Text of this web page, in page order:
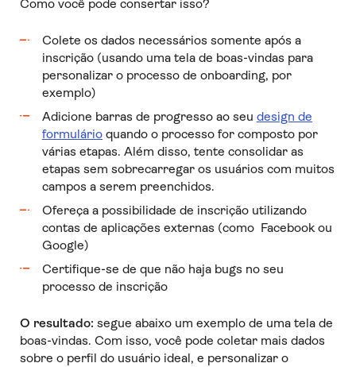
Como você pode consertar isso?
Colete os dados necessários somente após a
inscrição (usando uma tela de boas-vindas para
personalizar o processo de onboarding, por
exemplo)
Adicione barras de progresso ao seu design de
formulárioquando o processo for composto por
várias etapas. Além disso, tente consolidar as
etapas sem sobrecarregar os usuários com muitos
campos a serem preenchidos.
Ofereça a possibilidade de inscrição utilizando
contas de aplicações externas (como Facebook ou
Google)
Certifique-se de que não haja bugs no seu
processo de inscrição
O resultado: segue abaixo um exemplo de uma tela de
boas-vindas. Com isso, você pode coletar mais dados
sobre o perfil do usuário ideal, e personalizar o